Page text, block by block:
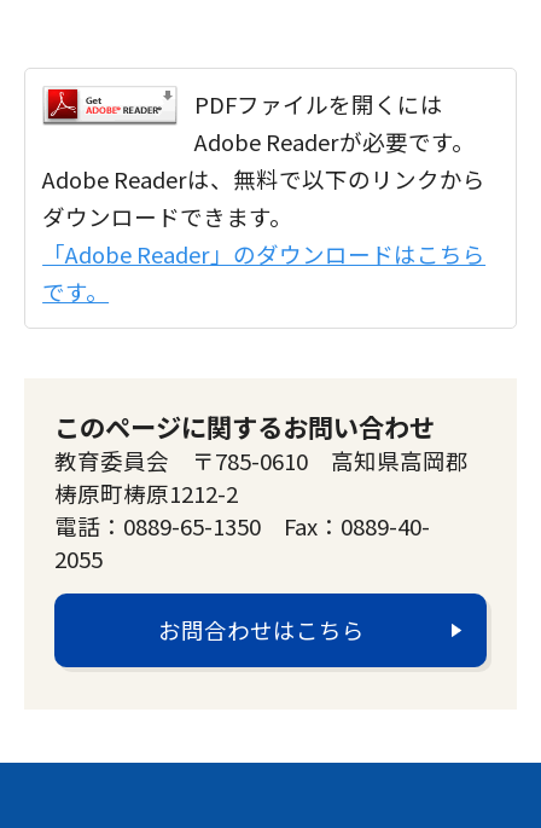
PDFファイルを開くには
Adobe Readerが必要です。
Adobe Readerは、無料で以下のリンクから
ダウンロードできます。
「Adobe Reader」のダウンロードはこちら
です。
このページに関するお問い合わせ
教育委員会 〒785-0610 高知県高岡郡
梼原町梼原1212-2
電話：0889-65-1350 Fax：0889-40-
2055
お問合わせはこちら